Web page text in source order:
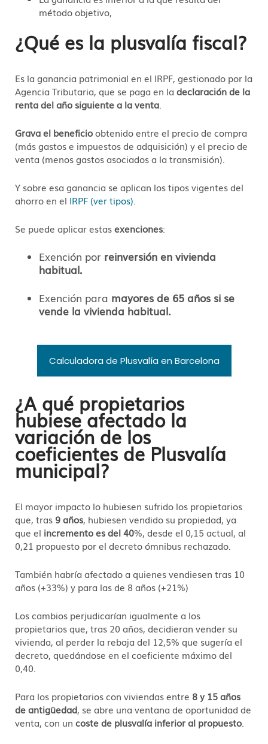
método objetivo,
¿Qué es la plusvalía fiscal?
Es la ganancia patrimonial en el IRPF, gestionado por la
Agencia Tributaria, que se paga en la declaración de la
renta del año siguiente a la venta
Grava el beneficioobtenido entre el precio de compra
(más gastos e impuestos de adquisición) y el precio de
venta (menos gastos asociados a la transmisión).
Y sobre esa ganancia se aplican los tipos vigentes del
ahorro en el IRPF (ver tipos)
Se puede aplicar estasexenciones:
Exención por reinversión en vivienda
habitual.
Exención para mayores de 65 años si se
vende la vivienda habitual.
Calculadora de Plusvalía en Barcelona
¿A qué propietarios
hubiese afectado la
variación de los
coeficientes de Plusvalía
municipal?
El mayor impacto lo hubiesen sufrido los propietarios
que, tras 9 años, hubiesen vendido su propiedad, ya
que el incremento es del 40%, desde el 0,15 actual, al
0,21 propuesto por el decreto ómnibus rechazado.
También habría afectado a quienes vendiesen tras 10
años (+33%) y para las de 8 años (+21%)
Los cambios perjudicarían igualmente a los
propietarios que, tras 20 años, decidieran vender su
vivienda, al perder la rebaja del 12,5% que sugería el
decreto, quedándose en el coeficiente máximo del
0,40.
Para los propietarios con viviendas entre 8 y 15 años
de antigüedad, se abre una ventana de oportunidad de
venta, con un coste de plusvalía inferior al propuesto